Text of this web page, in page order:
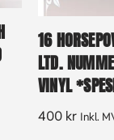
16
LTD.
VINYL
400 kr Inkl.